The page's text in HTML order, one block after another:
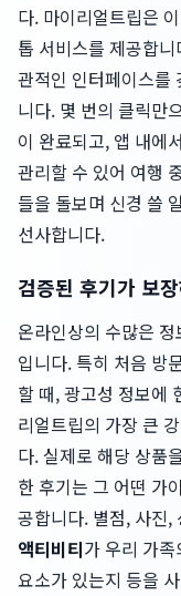
다. 마이리얼트립은
톱 서비스를 제공합니
관적인 인터페이스를
니다. 몇 번의 클릭만
이 완료되고, 앱 내에
관리할 수 있어 여행
들을 돌보며 신경 쓸
선사합니다.
검증된 후기가 보
온라인상의 수많은
입니다. 특히 처음 방
할 때, 광고성 정보에
리얼트립의 가장 큰
다. 실제로 해당 상품
한 후기는 그 어떤 가
공합니다. 별점, 사진,
액티비티가 우리 가
요소가 있는지 등을